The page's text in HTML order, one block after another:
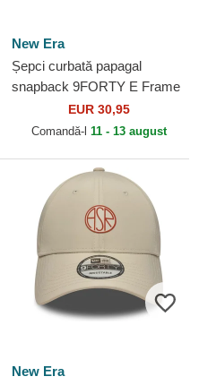
New Era
Șepci curbată papagal
snapback 9FORTY E Frame
Core de Associazione
Sportiva Roma Serie A de
EUR 30,95
Comandă-l 11 - 13 august
New Era